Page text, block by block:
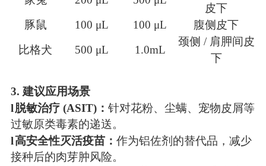
皮下
豚鼠
100 μL 100 μL
腹侧皮下
比格犬
500 μL 1.0mL
颈侧 / 肩胛间皮
下
3. 建议应用场景
l脱敏治疗 (ASIT)： 针对花粉、尘螨、宠物皮屑等
过敏原类毒素的递送。
l高安全性灭活疫苗： 作为铝佐剂的替代品，减少
接种后的肉芽肿风险。